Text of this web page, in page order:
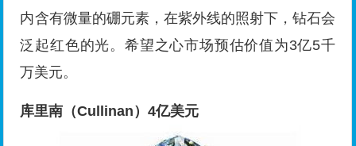
内含有微量的硼元素，在紫外线的照射下，钻石会
泛起红色的光。希望之心市场预估价值为3亿5千
万美元。
库里南（Cullinan）4亿美元